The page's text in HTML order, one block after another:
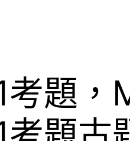
題，